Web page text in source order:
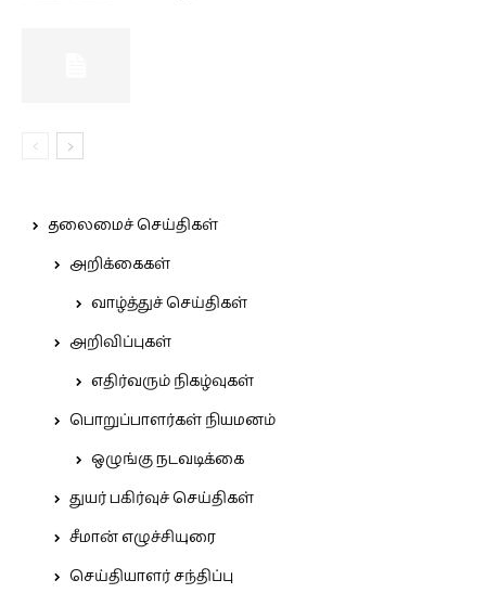
தலைமைச் செய்திகள்
அறிக்கைகள்
வாழ்த்துச் செய்திகள்
அறிவிப்புகள்
எதிர்வரும் நிகழ்வுகள்
பொறுப்பாளர்கள் நியமனம்
ஒழுங்கு நடவடிக்கை
துயர் பகிர்வுச் செய்திகள்
சீமான் எழுச்சியுரை
செய்தியாளர் சந்திப்பு